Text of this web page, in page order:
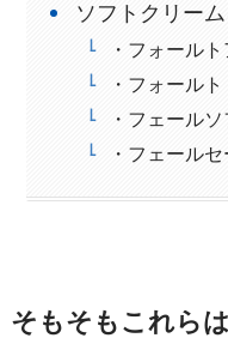
ソフトクリー
・フォール
・フォール
・フェール
・フェール
そもそもこれら